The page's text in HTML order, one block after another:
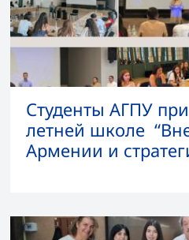
Студенты АГПУ
летней школе
Армении и